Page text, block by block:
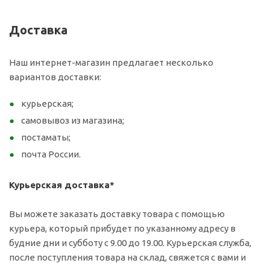
Доставка
Наш интернет-магазин предлагает несколько
вариантов доставки:
курьерская;
самовывоз из магазина;
постаматы;
почта России.
Курьерская доставка*
Вы можете заказать доставку товара с помощью
курьера, который прибудет по указанному адресу в
будние дни и субботу с 9.00 до 19.00. Курьерская служба,
после поступления товара на склад, свяжется с вами и